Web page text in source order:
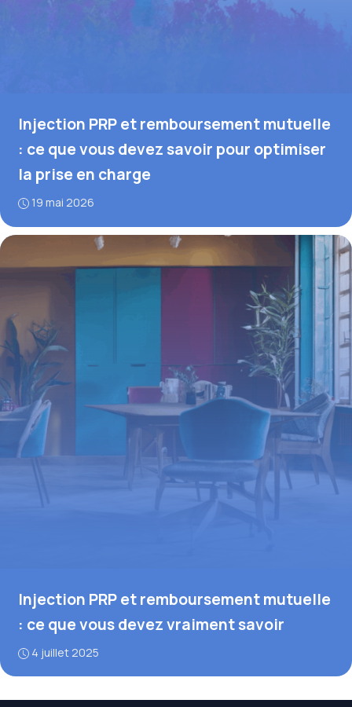
Injection PRP et remboursement mutuelle
: ce que vous devez savoir pour optimiser
la prise en charge
19 mai 2026
Injection PRP et remboursement mutuelle
: ce que vous devez vraiment savoir
4 juillet 2025